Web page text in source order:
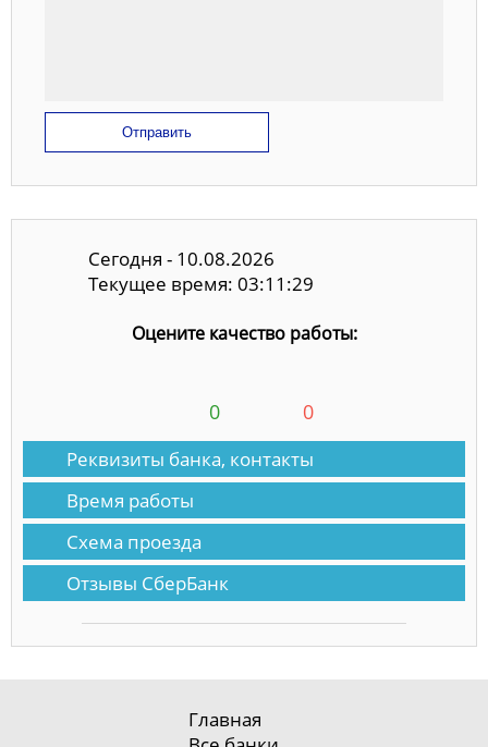
Отправить
Сегодня - 10.08.2026
Текущее время: 03:11:29
Оцените качество работы:
0 0
Реквизиты банка, контакты
Время работы
Схема проезда
Отзывы СберБанк
Главная